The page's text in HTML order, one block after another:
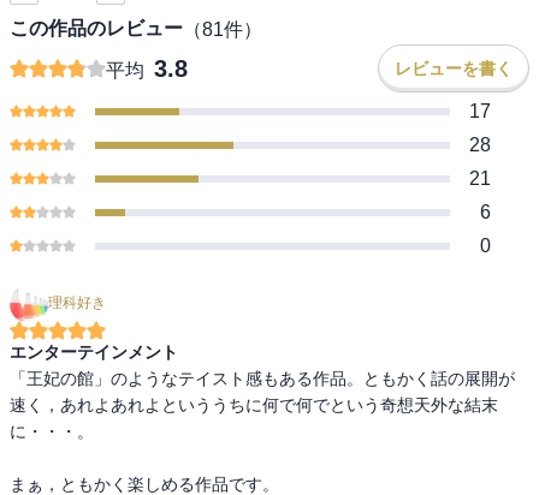
この作品のレビュー （81件）
平均 3.8 レビューを書く
17
28
21
6
0
理科好き
エンターテインメント
「王妃の館」のようなテイスト感もある作品。ともかく話の展開が
速く，あれよあれよといううちに何で何でという奇想天外な結末
に・・・。
まぁ，ともかく楽しめる作品です。